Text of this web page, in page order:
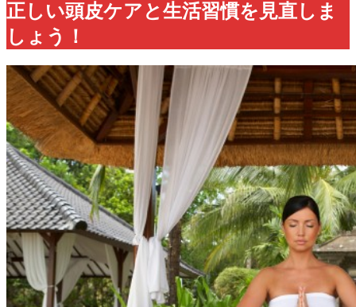
正しい頭皮ケアと生活習慣を見直しま
しょう！